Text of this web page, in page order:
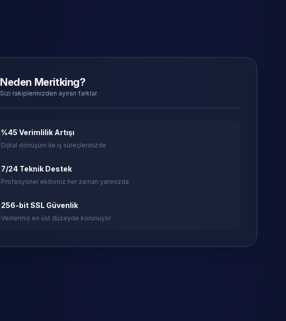
Neden Meritking?
Sizi rakiplerinizden ayıran farklar
%45 Verimlilik Artışı
Dijital dönüşüm ile iş süreçlerinizde
7/24 Teknik Destek
Profesyonel ekibimiz her zaman yanınızda
256-bit SSL Güvenlik
Verileriniz en üst düzeyde korunuyor